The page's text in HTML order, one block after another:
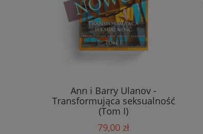
Ann i Barry Ulanov -
Transformująca seksualność
(Tom I)
79,00 zł